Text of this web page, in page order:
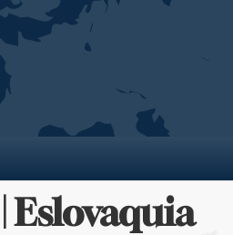
Eslovaquia